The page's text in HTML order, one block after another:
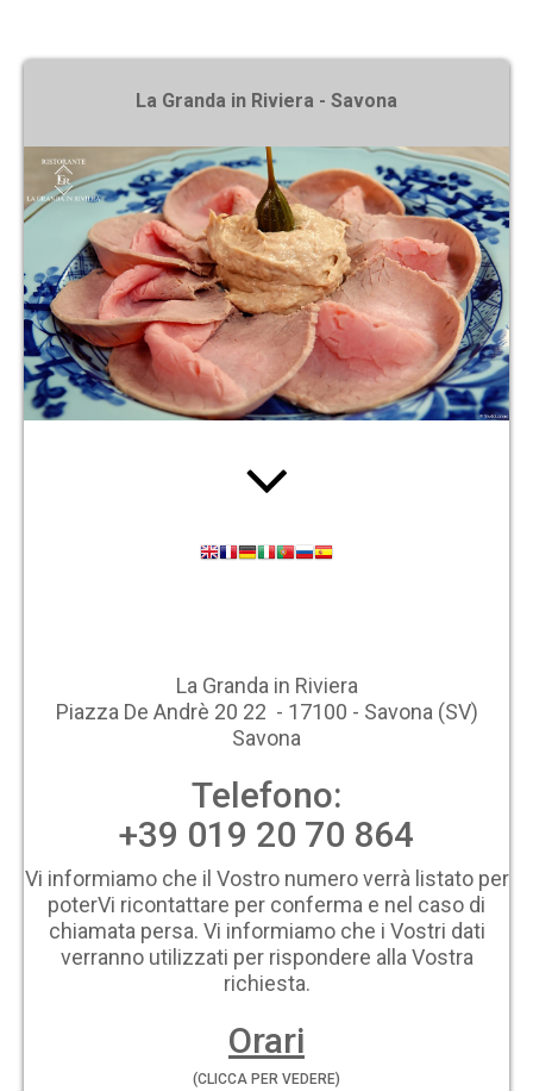
La Granda in Riviera - Savona
La Granda in Riviera
Piazza De Andrè 20 22 - 17100 - Savona (SV)
Savona
Telefono:
+39 019 20 70 864
Vi informiamo che il Vostro numero verrà listato per
poterVi ricontattare per conferma e nel caso di
chiamata persa. Vi informiamo che i Vostri dati
verranno utilizzati per rispondere alla Vostra
richiesta.
Orari
(CLICCA PER VEDERE)